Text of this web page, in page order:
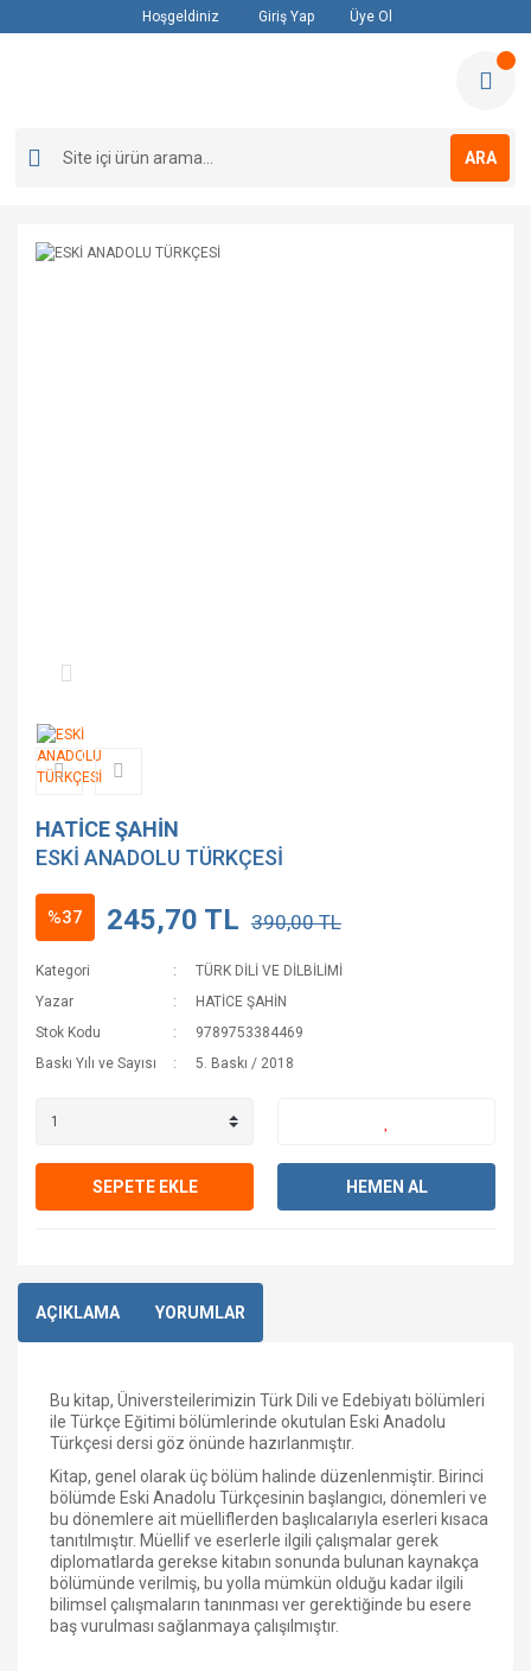
Hoşgeldiniz Giriş Yap Üye Ol
ARA
HATİCE ŞAHİN
ESKİ ANADOLU TÜRKÇESİ
%37 245,70 TL 390,00 TL
Kategori
TÜRK DİLİ VE DİLBİLİMİ
Yazar
HATİCE ŞAHİN
Stok Kodu
9789753384469
Baskı Yılı ve Sayısı
5. Baskı / 2018
SEPETE EKLE HEMEN AL
AÇIKLAMA YORUMLAR
Bu kitap, Üniversteilerimizin Türk Dili ve Edebiyatı bölümleri
ile Türkçe Eğitimi bölümlerinde okutulan Eski Anadolu
Türkçesi dersi göz önünde hazırlanmıştır.
Kitap, genel olarak üç bölüm halinde düzenlenmiştir. Birinci
bölümde Eski Anadolu Türkçesinin başlangıcı, dönemleri ve
bu dönemlere ait müelliflerden başlıcalarıyla eserleri kısaca
tanıtılmıştır. Müellif ve eserlerle ilgili çalışmalar gerek
diplomatlarda gerekse kitabın sonunda bulunan kaynakça
bölümünde verilmiş, bu yolla mümkün olduğu kadar ilgili
bilimsel çalışmaların tanınması ver gerektiğinde bu esere
baş vurulması sağlanmaya çalışılmıştır.